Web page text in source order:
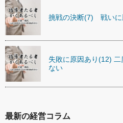
挑戦の決断(7) 戦いに
失敗に原因あり(12)
ない
最新の経営コラム